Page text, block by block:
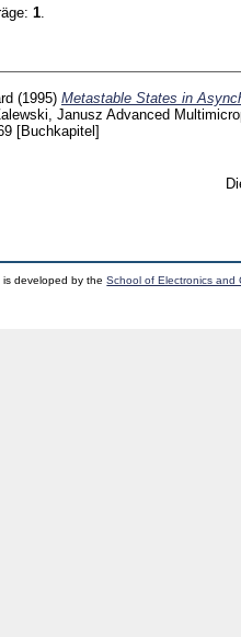
1
(1995) Metastable States in
Janusz Advanced
[Buchkapitel]
is developed by theSchool of Electronics and